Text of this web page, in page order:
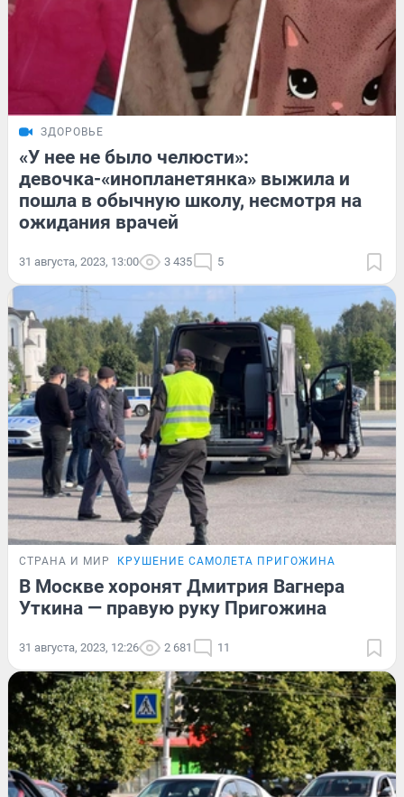
ЗДОРОВЬЕ
«У нее не было челюсти»:
девочка-«инопланетянка» выжила и
пошла в обычную школу, несмотря на
ожидания врачей
31 августа, 2023, 13:00 3 435 5
СТРАНА И МИР КРУШЕНИЕ САМОЛЕТА ПРИГОЖИНА
В Москве хоронят Дмитрия Вагнера
Уткина — правую руку Пригожина
31 августа, 2023, 12:26 2 681 11